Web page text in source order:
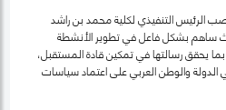
الرئيس التنفيذي لكلية محمد بن راشد
الحكومية منذ مارس 2013، حيث ساهم بشكل فاعل في تطوير الأنشطة
بما يحقق رسالتها في تمكين قادة المستقبل،
والوطن العربي على اعتماد سياسات